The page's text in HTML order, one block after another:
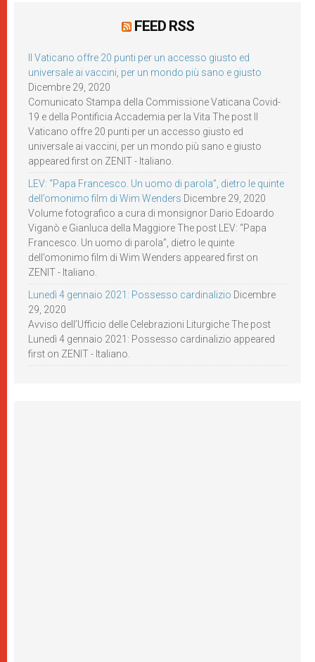
FEED RSS
Il Vaticano offre 20 punti per un accesso giusto ed
universale ai vaccini, per un mondo più sano e giusto
Dicembre 29, 2020
Comunicato Stampa della Commissione Vaticana Covid-
19 e della Pontificia Accademia per la Vita The post Il
Vaticano offre 20 punti per un accesso giusto ed
universale ai vaccini, per un mondo più sano e giusto
appeared first on ZENIT - Italiano.
LEV: “Papa Francesco. Un uomo di parola”, dietro le quinte
dell’omonimo film di Wim Wenders Dicembre 29, 2020
Volume fotografico a cura di monsignor Dario Edoardo
Viganò e Gianluca della Maggiore The post LEV: “Papa
Francesco. Un uomo di parola”, dietro le quinte
dell’omonimo film di Wim Wenders appeared first on
ZENIT - Italiano.
Lunedì 4 gennaio 2021: Possesso cardinalizio Dicembre
29, 2020
Avviso dell’Ufficio delle Celebrazioni Liturgiche The post
Lunedì 4 gennaio 2021: Possesso cardinalizio appeared
first on ZENIT - Italiano.